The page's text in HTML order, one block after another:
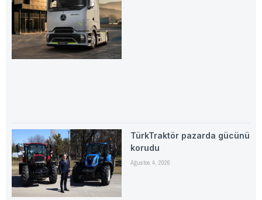
TürkTraktör pazarda gücünü
korudu
Ağustos 4, 2026